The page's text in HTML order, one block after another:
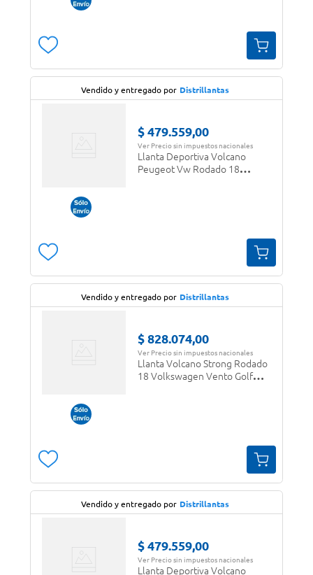
Vendido y entregado por Distrillantas
$ 479.559,00
Ver Precio sin impuestos nacionales
Llanta Deportiva Volcano
Peugeot Vw Rodado 18
Vendido y entregado por Distrillantas
$ 828.074,00
Ver Precio sin impuestos nacionales
Llanta Volcano Strong Rodado
18 Volkswagen Vento Golf
Vendido y entregado por Distrillantas
$ 479.559,00
Ver Precio sin impuestos nacionales
Llanta Deportiva Volcano